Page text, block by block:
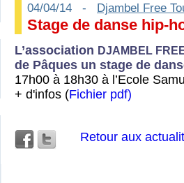
04/04/14 - Djambel Free
Stage de danse hip-
L’association DJAMBEL
de Pâques un stage de
17h00 à 18h30 à l’Ecole
+ d'infos (Fichier pdf)
Retour aux